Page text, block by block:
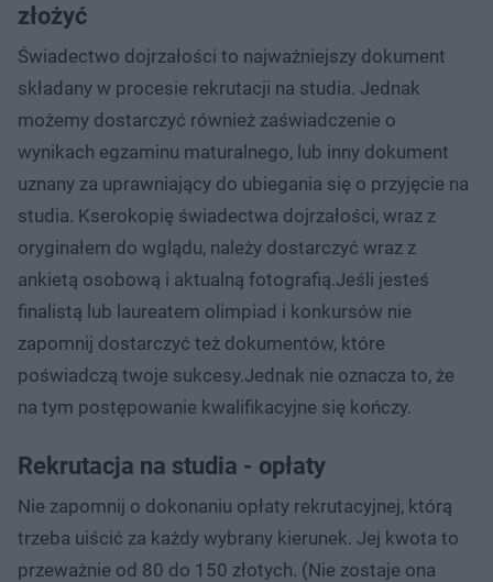
złożyć
Świadectwo dojrzałości to najważniejszy dokument
składany w procesie rekrutacji na studia. Jednak
możemy dostarczyć również zaświadczenie o
wynikach egzaminu maturalnego, lub inny dokument
uznany za uprawniający do ubiegania się o przyjęcie na
studia. Kserokopię świadectwa dojrzałości, wraz z
oryginałem do wglądu, należy dostarczyć wraz z
ankietą osobową i aktualną fotografią.Jeśli jesteś
finalistą lub laureatem olimpiad i konkursów nie
zapomnij dostarczyć też dokumentów, które
poświadczą twoje sukcesy.Jednak nie oznacza to, że
na tym postępowanie kwalifikacyjne się kończy.
Rekrutacja na studia - opłaty
Nie zapomnij o dokonaniu opłaty rekrutacyjnej, którą
trzeba uiścić za każdy wybrany kierunek. Jej kwota to
przeważnie od 80 do 150 złotych. (Nie zostaje ona